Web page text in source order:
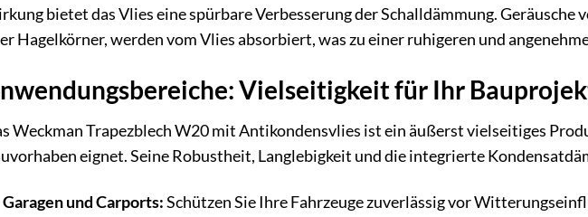
bietet das Vlies eine spürbare Verbesserung der Schalldämmung. Geräusche
Hagelkörner, werden vom Vlies absorbiert, was zu einer ruhigeren und
Vielseitigkeit für Ihr
Weckman Trapezblech W20 mit Antikondensvlies ist ein äußerst vielseitiges
eignet. Seine Robustheit, Langlebigkeit und die integrierte
Garagen und Carports:Schützen Sie Ihre Fahrzeuge zuverlässig vor